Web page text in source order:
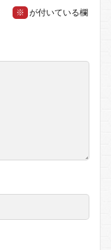
※ が付いている欄